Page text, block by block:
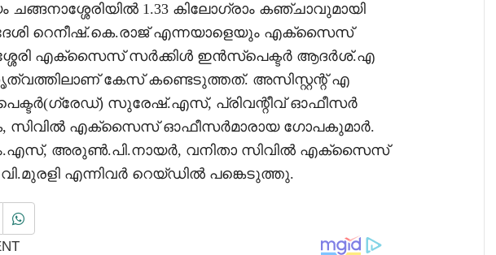
ചങ്ങനാശ്ശേരിയിൽ 1.33 കിലോഗ്രാം കഞ്ചാവുമായി
റെനീഷ്.കെ.രാജ് എന്നയാളെയും എക്‌സൈസ്
എക്‌സൈസ് സർക്കിൾ ഇൻസ്‌പെക്ടർ ആദർശ്.എ
കേസ് കണ്ടെടുത്തത്. അസിസ്റ്റന്റ് എ
സുരേഷ്.എസ്, പ്രിവന്റീവ് ഓഫീസർ
സിവിൽ എക്‌സൈസ് ഓഫീസർമാരായ ഗോപകുമാർ.
അരുൺ.പി.നായർ, വനിതാ സിവിൽ എക്‌സൈസ്
എന്നിവർ റെയ്ഡിൽ പങ്കെടുത്തു.